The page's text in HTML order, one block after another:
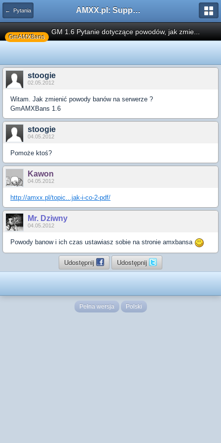
← Pytania AMXX.pl: Support AMX Mod X i SourceMod
GmAMXBans
GM 1.6 Pytanie dotyczące powodów, jak zmie...
stoogie
02.05.2012
Witam. Jak zmienić powody banów na serwerze ?
GmAMXBans 1.6
stoogie
04.05.2012
Pomoże ktoś?
Kawon
04.05.2012
http://amxx.pl/topic...jak-i-co-2-pdf/
Mr. Dziwny
04.05.2012
Powody banow i ich czas ustawiasz sobie na stronie amxbansa
Udostępnij Udostępnij
Pełna wersja Polski